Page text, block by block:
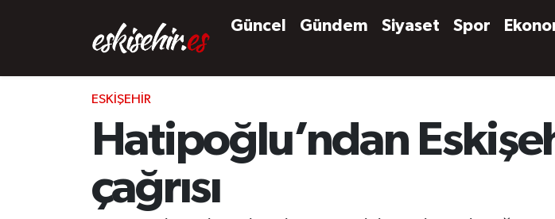
Güncel Gündem Siyaset Spor
ESKIŞEHIR
Hatipoğlu’ndan
çağrısı